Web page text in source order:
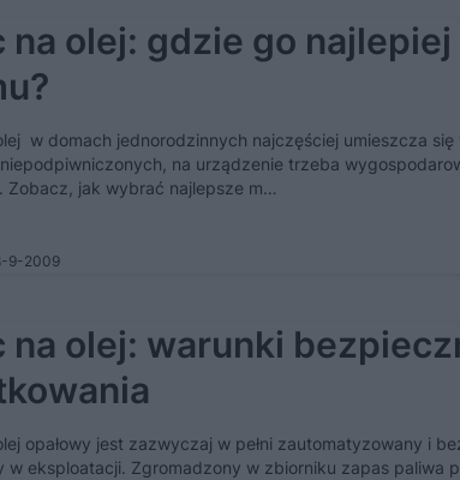
na olej: gdzie go
w domach jednorodzinnych najczęściej umieszcza
na urządzenie trzeba
Zobacz, jak wybrać najlepsze m…
9-2009
na olej: warunki
opałowy jest zazwyczaj w pełni zautomatyzowany i
w eksploatacji. Zgromadzony w zbiorniku zapas paliwa